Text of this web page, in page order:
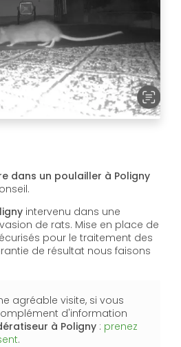
dans un poulailler à Poligny
intervenu dans une
de rats. Mise en place de
pour le traitement des
de résultat nous faisons
agréable visite, si vous
d'information
à Poligny : prenez
.